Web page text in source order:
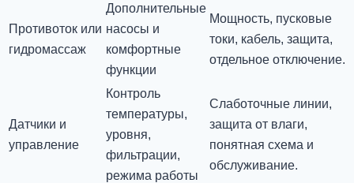
Противоток или
гидромассаж
Дополнительные
насосы и
комфортные
функции
Мощность, пусковые
токи, кабель, защита,
отдельное отключение.
Датчики и
управление
Контроль
температуры,
уровня,
фильтрации,
режима работы
Слаботочные линии,
защита от влаги,
понятная схема и
обслуживание.